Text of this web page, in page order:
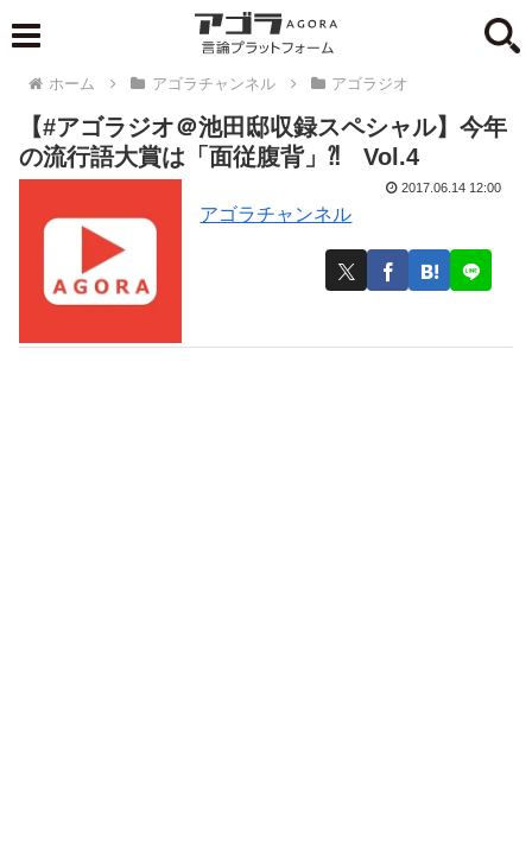
ホーム アゴラチャンネル アゴラジオ
【#アゴラジオ＠池田邸収録スペシャル】今年
の流行語大賞は「面従腹背」⁈ Vol.4
アゴラチャンネル
2017.06.14 12:00